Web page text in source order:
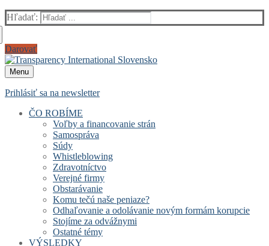
Hľadať:
Darovať
Menu
Prihlásiť sa na newsletter
ČO ROBÍME
Voľby a financovanie strán
Samospráva
Súdy
Whistleblowing
Zdravotníctvo
Verejné firmy
Obstarávanie
Komu tečú naše peniaze?
Odhaľovanie a odolávanie novým formám korupcie
Stojíme za odvážnymi
Ostatné témy
VÝSLEDKY